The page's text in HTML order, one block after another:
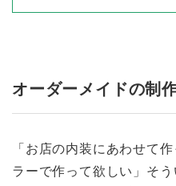
オーダーメイドの制
「お店の内装にあわせて
ラーで作って欲しい」そ